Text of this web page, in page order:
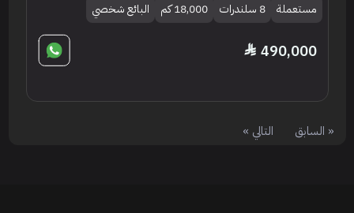
مستعملة 8 سلندرات 18,000 كم البائع شخصي
490,000
« السابق التالي »